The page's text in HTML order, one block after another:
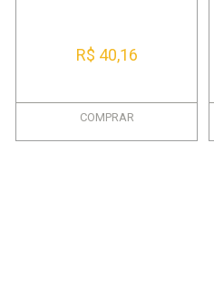
R$ 40,16
COMPRAR